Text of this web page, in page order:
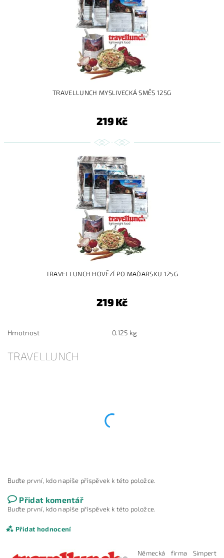
TRAVELLUNCH MYSLIVECKÁ SMĚS 125G
219 Kč
TRAVELLUNCH HOVĚZÍ PO MAĎARSKU 125G
219 Kč
Hmotnost 0.125 kg
TRAVELLUNCH
Buďte první, kdo napíše příspěvek k této položce.
Přidat komentář
Buďte první, kdo napíše příspěvek k této položce.
Přidat hodnocení
Německá firma Simpert